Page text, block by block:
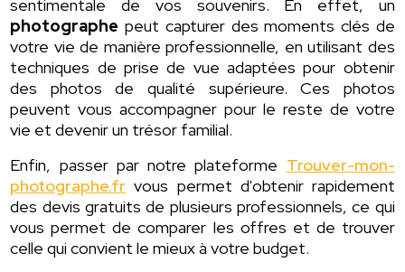
sentimentale de vos souvenirs. En effet, un
photographe peut capturer des moments clés de
votre vie de manière professionnelle, en utilisant des
techniques de prise de vue adaptées pour obtenir
des photos de qualité supérieure. Ces photos
peuvent vous accompagner pour le reste de votre
vie et devenir un trésor familial.
Enfin, passer par notre plateforme Trouver-mon-
photographe.fr vous permet d'obtenir rapidement
des devis gratuits de plusieurs professionnels, ce qui
vous permet de comparer les offres et de trouver
celle qui convient le mieux à votre budget.